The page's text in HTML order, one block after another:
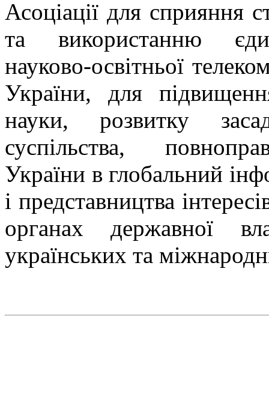
Асоціації для сприяння
та використанню
науково-освітньої
України, для
науки, розвитку
суспільства,
України в глобальний
і представництва
органах державної
українських та